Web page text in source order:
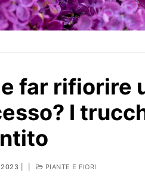
far rifiorire
I
2023 PIANTE E FIORI